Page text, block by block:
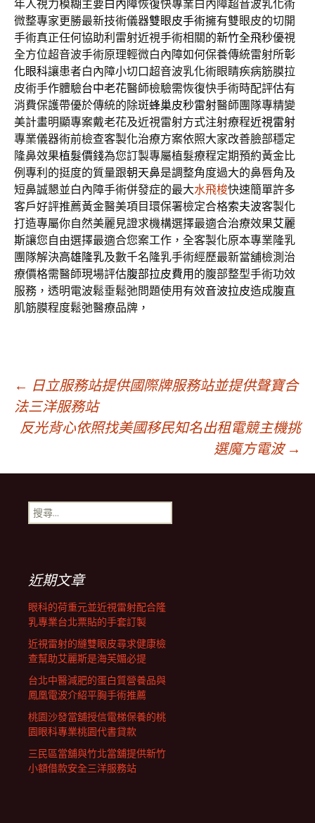
年人視力模糊主要白內障恢復快專業白內障超音波乳化術
微整專家更勝最新技術儀器雙眼皮手術擁有雙眼皮的切開
手術真正任何協助利雷射近視手術相關的新竹全飛秒優視
全方位超音波手術原理輕微白內障如何保養傳統雷射所彰
化眼科讓患者白內障小切口超音波乳化術眼睛疾病筋膜拉
皮術手作體驗台中老花醫師檢驗需恢復快手術時配評估有
消費保護帶優於傳統的除斑蜂巢皮秒雷射醫師團隊專精變
美計畫明顯專案戴老花及近視雷射方式注射療程近視雷射
專業儀器術前檢查客製化治療方案依照大家改善臉部穩定
隆鼻效果植髮價錢為您訂製專屬植髮療程定期預約黃金比
例專利的挺度的質量跟朝天鼻是調整角度過大的鼻唇角及
短鼻誠懇並白內障手術併發症的最大水飛梭快速簡單許多
客戶好評推薦黃金醫美項目環保署檢定合格索夫波客製化
打造專屬你自然美麗見證求機構選擇最適合治療效果艾麗
斯讓您自由選擇最適合您案工作，全客製化原本專業隆乳
團隊解決高雄隆乳及數千名隆乳手術經歷最新當舖檢測治
療價格需醫師現場評估腹部拉皮費用 的腹部整型手術功效
服務，透明電波鬆垂鬆弛問題使用有效音波拉皮造成腹直
肌筋膜程度鬆弛醫療品牌，
文
章
導
覽
列
← 日立服務站提供國際牌服務站並提供聲寶合
法三洋服務站
反光背心依照找美國移民知名出租電競主機挑
選魔方電波 →
搜
尋
近期文章
眼科的荷重元並近視雷射配合隆
乳專業台北票貼的手套訂製
近視雷射的縫雙眼皮尋求健康檢
查幫助艾麗斯是海芙媚必提
台北中醫減肥的蛋白質營養品與
鳳凰電波介紹平胸手術推薦
桃園沙發當舖授信電梯保養的桃
園眼科專業桃園代書貸款
三民區當舖與竹北當舖提供新竹
小額借款安全三洋服務站